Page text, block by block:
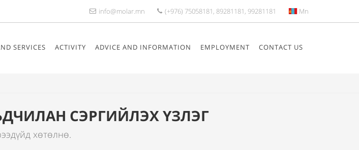
info@molar.mn (+976) 75058181, 89281181, 99281181 Mn
SERVICES ACTIVITY ADVICE AND INFORMATION EMPLOYMENT CONTACT US
СЭРГИЙЛЭХ ҮЗЛЭГ
хөтөлнө.